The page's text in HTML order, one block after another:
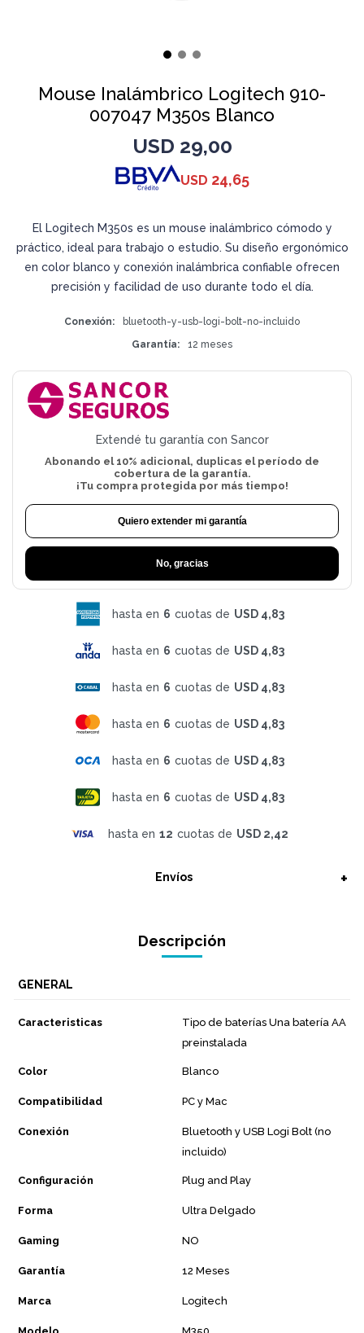
Mouse Inalámbrico Logitech 910-
007047 M350s Blanco
USD 29,00
USD 24,65
El Logitech M350s es un mouse inalámbrico cómodo y
práctico, ideal para trabajo o estudio. Su diseño ergonómico
en color blanco y conexión inalámbrica confiable ofrecen
precisión y facilidad de uso durante todo el día.
Conexión
bluetooth-y-usb-logi-bolt-no-incluido
Garantía
12 meses
Extendé tu garantía con Sancor
Abonando el 10% adicional, duplicas el período de
cobertura de la garantía.
¡Tu compra protegida por más tiempo!
Quiero extender mi garantía
No, gracias
hasta en 6 cuotas de USD 4,83
hasta en 6 cuotas de USD 4,83
hasta en 6 cuotas de USD 4,83
hasta en 6 cuotas de USD 4,83
hasta en 6 cuotas de USD 4,83
hasta en 6 cuotas de USD 4,83
hasta en 12 cuotas de USD 2,42
Envíos
Descripción
GENERAL
Caracteristicas
Tipo de baterías Una batería AA
preinstalada
Color Blanco
Compatibilidad PC y Mac
Conexión
Bluetooth y USB Logi Bolt (no
incluido)
Configuración Plug and Play
Forma Ultra Delgado
Gaming NO
Garantía 12 Meses
Marca Logitech